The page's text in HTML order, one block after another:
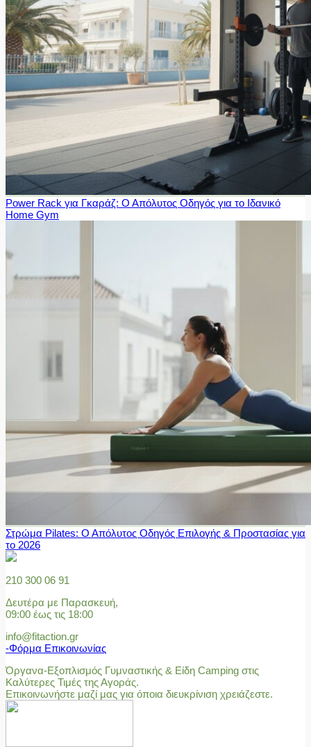
Power Rack για Γκαράζ: Ο Απόλυτος Οδηγός για το Ιδανικό
Home Gym
Στρώμα Pilates: Ο Απόλυτος Οδηγός Επιλογής & Προστασίας για
το 2026
210 300 06 91
Δευτέρα με Παρασκευή,
09:00 έως τις 18:00
info@fitaction.gr
-Φόρμα Επικοινωνίας
Όργανα-Εξοπλισμός Γυμναστικής & Είδη Camping στις
Καλύτερες Τιμές της Αγοράς.
Επικοινωνήστε μαζί μας για όποια διευκρίνιση χρειάζεστε.